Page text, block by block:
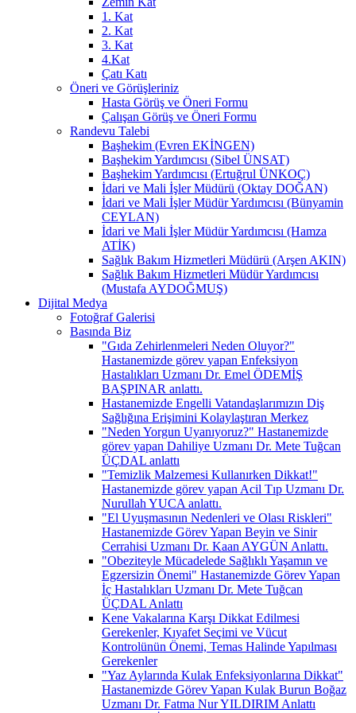
1. Kat
2. Kat
3. Kat
4.Kat
Çatı Katı
Öneri ve Görüşleriniz
Hasta Görüş ve Öneri Formu
Çalışan Görüş ve Öneri Formu
Randevu Talebi
Başhekim (Evren EKİNGEN)
Başhekim Yardımcısı (Sibel ÜNSAT)
Başhekim Yardımcısı (Ertuğrul ÜNKOÇ)
İdari ve Mali İşler Müdürü (Oktay DOĞAN)
İdari ve Mali İşler Müdür Yardımcısı (Bünyamin
CEYLAN)
İdari ve Mali İşler Müdür Yardımcısı (Hamza
ATİK)
Sağlık Bakım Hizmetleri Müdürü (Arşen AKIN)
Sağlık Bakım Hizmetleri Müdür Yardımcısı
(Mustafa AYDOĞMUŞ)
Dijital Medya
Fotoğraf Galerisi
Basında Biz
"Gıda Zehirlenmeleri Neden Oluyor?"
Hastanemizde görev yapan Enfeksiyon
Hastalıkları Uzmanı Dr. Emel ÖDEMİŞ
BAŞPINAR anlattı.
Hastanemizde Engelli Vatandaşlarımızın Diş
Sağlığına Erişimini Kolaylaştıran Merkez
"Neden Yorgun Uyanıyoruz?" Hastanemizde
görev yapan Dahiliye Uzmanı Dr. Mete Tuğcan
ÜÇDAL anlattı
"Temizlik Malzemesi Kullanırken Dikkat!"
Hastanemizde görev yapan Acil Tıp Uzmanı Dr.
Nurullah YUCA anlattı.
"El Uyuşmasının Nedenleri ve Olası Riskleri"
Hastanemizde Görev Yapan Beyin ve Sinir
Cerrahisi Uzmanı Dr. Kaan AYGÜN Anlattı.
"Obeziteyle Mücadelede Sağlıklı Yaşamın ve
Egzersizin Önemi" Hastanemizde Görev Yapan
İç Hastalıkları Uzmanı Dr. Mete Tuğcan
ÜÇDAL Anlattı
Kene Vakalarına Karşı Dikkat Edilmesi
Gerekenler, Kıyafet Seçimi ve Vücut
Kontrolünün Önemi, Temas Halinde Yapılması
Gerekenler
"Yaz Aylarında Kulak Enfeksiyonlarına Dikkat"
Hastanemizde Görev Yapan Kulak Burun Boğaz
Uzmanı Dr. Fatma Nur YILDIRIM Anlattı